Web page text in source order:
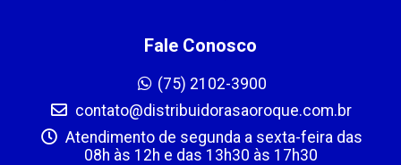
Fale Conosco
(75) 2102-3900
contato@distribuidorasaoroque.com.br
Atendimento de segunda a sexta-feira das
08h às 12h e das 13h30 às 17h30